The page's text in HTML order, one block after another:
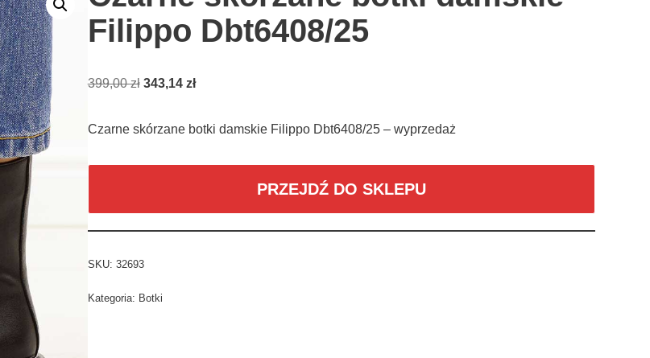
Filippo Dbt6408/25
399,00zł 343,14 zł
Czarne skórzane botki damskie Filippo Dbt6408/25 – wyprzedaż
PRZEJDŹ DO SKLEPU
SKU: 32693
Kategoria: Botki